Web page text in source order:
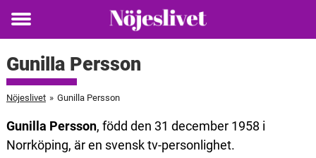
Toggle
Gunilla Persson
Nöjeslivet » Gunilla Persson
Gunilla Persson, född den 31 december 1958 i
Norrköping, är en svensk tv-personlighet.